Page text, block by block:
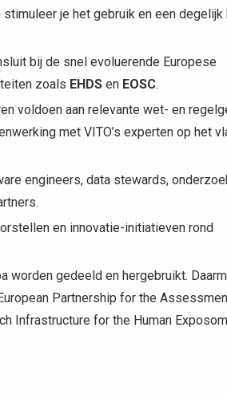
je het gebruik en een degelijk
bij de snel evoluerende Europese
zoals EHDS en EOSC.
voldoen aan relevante wet- en
met VITO’s experten op het
engineers, data stewards,
en innovatie-initiatieven rond
worden gedeeld en hergebruikt.
Partnership for the
Infrastructure for the Human